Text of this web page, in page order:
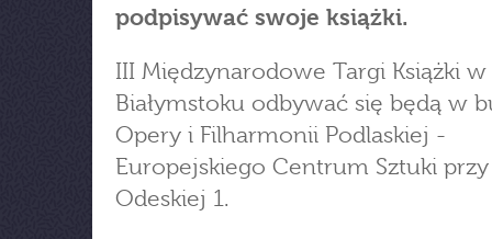
podpisywać swoje książki.
III Międzynarodowe Targi Książki w
Białymstoku odbywać się będą w
Opery i Filharmonii Podlaskiej -
Europejskiego Centrum Sztuki
Odeskiej 1.